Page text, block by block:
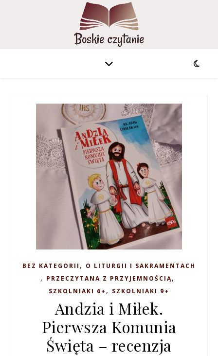
BEZ KATEGORII , O LITURGII I SAKRAMENTACH
, PRZECZYTANA Z PRZYJEMNOŚCIĄ,
SZKOLNIAKI 6+ , SZKOLNIAKI 9+
Andzia i Miłek.
Pierwsza Komunia
Święta – recenzja